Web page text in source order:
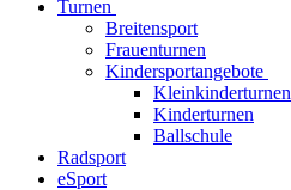
Turnen
Breitensport
Frauenturnen
Kindersportangebote
Kleinkinderturnen
Kinderturnen
Ballschule
Radsport
eSport